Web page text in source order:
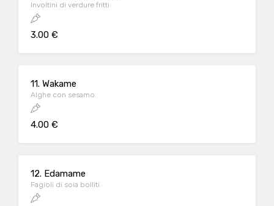
Involtini di verdure fritti
3.00 €
11. Wakame
Alghe con sesamo
4.00 €
12. Edamame
Fagioli di soia bolliti